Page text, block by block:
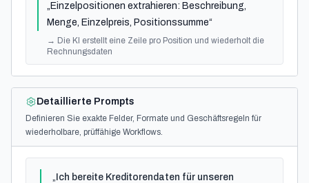
„Einzelpositionen extrahieren: Beschreibung,
Menge, Einzelpreis, Positionssumme“
→ Die KI erstellt eine Zeile pro Position und wiederholt die
Rechnungsdaten
Detaillierte Prompts
Definieren Sie exakte Felder, Formate und Geschäftsregeln für
wiederholbare, prüffähige Workflows.
„ Ich bereite Kreditorendaten für unseren